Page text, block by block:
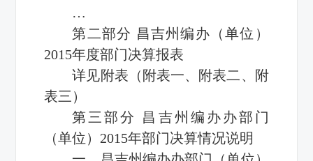
…
第二部分 昌吉州编办（单位）
2015年度部门决算报表
详见附表（附表一、附表二、附
表三）
第三部分 昌吉州编办办部门
（单位）2015年部门决算情况说明